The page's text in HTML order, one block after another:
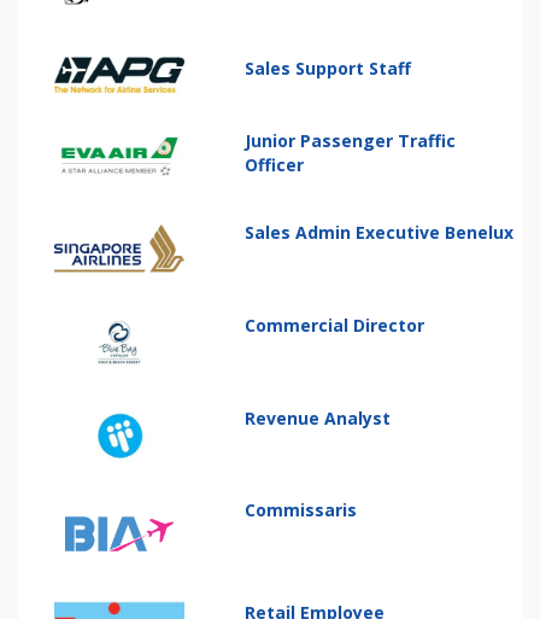
Sales Support Staff
Junior Passenger Traffic
Officer
Sales Admin Executive Benelux
Commercial Director
Revenue Analyst
Commissaris
Retail Employee